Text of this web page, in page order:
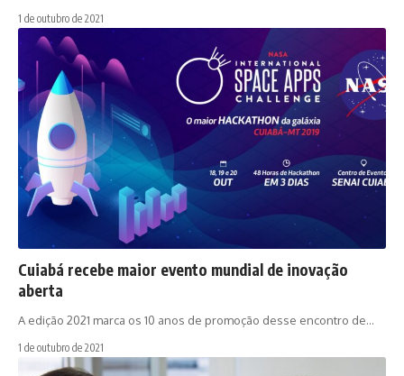
1 de outubro de 2021
Cuiabá recebe maior evento mundial de inovação
aberta
A edição 2021 marca os 10 anos de promoção desse encontro de…
1 de outubro de 2021